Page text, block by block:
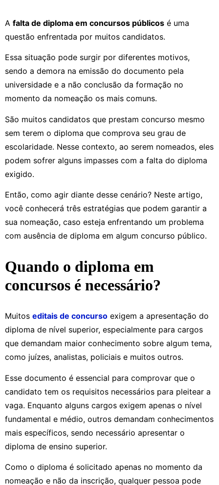
A falta de diploma em concursos públicos é uma
questão enfrentada por muitos candidatos.
Essa situação pode surgir por diferentes motivos,
sendo a demora na emissão do documento pela
universidade e a não conclusão da formação no
momento da nomeação os mais comuns.
São muitos candidatos que prestam concurso mesmo
sem terem o diploma que comprova seu grau de
escolaridade. Nesse contexto, ao serem nomeados, eles
podem sofrer alguns impasses com a falta do diploma
exigido.
Então, como agir diante desse cenário? Neste artigo,
você conhecerá três estratégias que podem garantir a
sua nomeação, caso esteja enfrentando um problema
com ausência de diploma em algum concurso público.
Quando o diploma em
concursos é necessário?
Muitos editais de concurso exigem a apresentação do
diploma de nível superior, especialmente para cargos
que demandam maior conhecimento sobre algum tema,
como juízes, analistas, policiais e muitos outros.
Esse documento é essencial para comprovar que o
candidato tem os requisitos necessários para pleitear a
vaga. Enquanto alguns cargos exigem apenas o nível
fundamental e médio, outros demandam conhecimentos
mais específicos, sendo necessário apresentar o
diploma de ensino superior.
Como o diploma é solicitado apenas no momento da
nomeação e não da inscrição, qualquer pessoa pode